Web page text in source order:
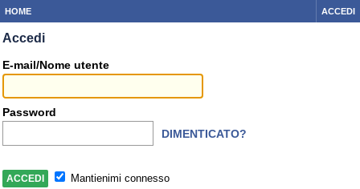
HOME ACCEDI
Accedi
E-mail/Nome utente
Password
DIMENTICATO?
Mantienimi connesso